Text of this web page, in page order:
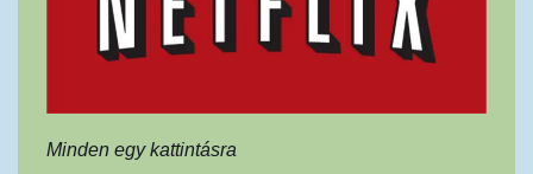
Minden egy kattintásra